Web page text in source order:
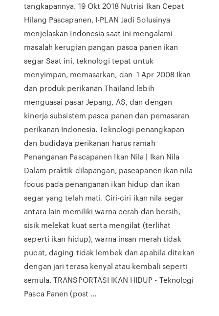
tangkapannya. 19 Okt 2018 Nutrisi Ikan Cepat
Hilang Pascapanen, I-PLAN Jadi Solusinya
menjelaskan Indonesia saat ini mengalami
masalah kerugian pangan pasca panen ikan
segar Saat ini, teknologi tepat untuk
menyimpan, memasarkan, dan 1 Apr 2008 Ikan
dan produk perikanan Thailand lebih
menguasai pasar Jepang, AS, dan dengan
kinerja subsistem pasca panen dan pemasaran
perikanan Indonesia. Teknologi penangkapan
dan budidaya perikanan harus ramah
Penanganan Pascapanen Ikan Nila | Ikan Nila
Dalam praktik dilapangan, pascapanen ikan nila
focus pada penanganan ikan hidup dan ikan
segar yang telah mati. Ciri-ciri ikan nila segar
antara lain memiliki warna cerah dan bersih,
sisik melekat kuat serta mengilat (terlihat
seperti ikan hidup), warna insan merah tidak
pucat, daging tidak lembek dan apabila ditekan
dengan jari terasa kenyal atau kembali seperti
semula. TRANSPORTASI IKAN HIDUP - Teknologi
Pasca Panen (post ...